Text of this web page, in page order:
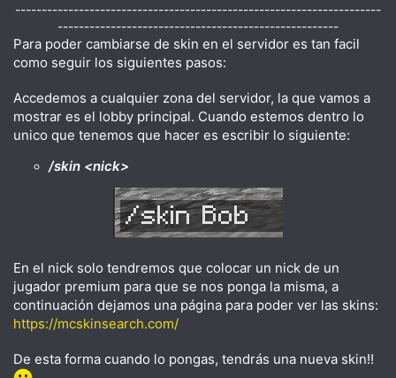
---------------------------------------------------------------------
-----------------------------------------------------​
Para poder cambiarse de skin en el servidor es tan facil
como seguir los siguientes pasos:
Accedemos a cualquier zona del servidor, la que vamos a
mostrar es el lobby principal. Cuando estemos dentro lo
unico que tenemos que hacer es escribir lo siguiente:
/skin <nick>
En el nick solo tendremos que colocar un nick de un
jugador premium para que se nos ponga la misma, a
continuación dejamos una página para poder ver las skins:
https://mcskinsearch.com/
De esta forma cuando lo pongas, tendrás una nueva skin!!